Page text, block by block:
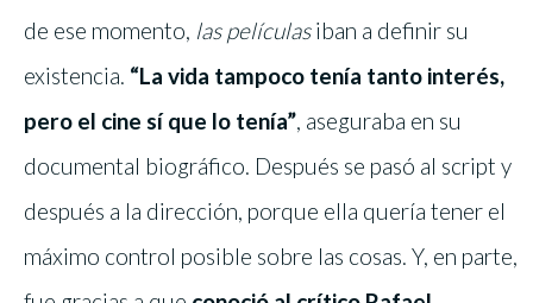
de ese momento, las películasiban a definir su
existencia. “La vida tampoco tenía tanto interés,
pero el cine sí que lo tenía” , aseguraba en su
documental biográfico. Después se pasó al script y
después a la dirección, porque ella quería tener el
máximo control posible sobre las cosas. Y, en parte,